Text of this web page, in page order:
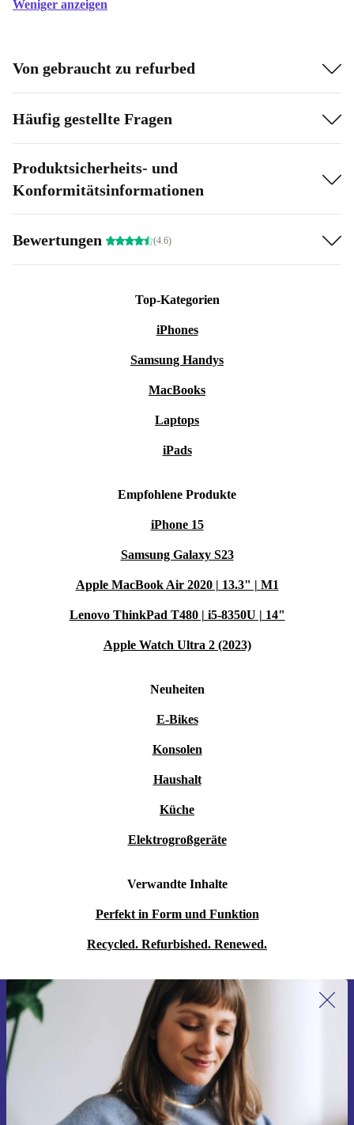
Weniger anzeigen
Von gebraucht zu refurbed
Häufig gestellte Fragen
Produktsicherheits- und
Konformitätsinformationen
Bewertungen (4.6)
Top-Kategorien
iPhones
Samsung Handys
MacBooks
Laptops
iPads
Empfohlene Produkte
iPhone 15
Samsung Galaxy S23
Apple MacBook Air 2020 | 13.3" | M1
Lenovo ThinkPad T480 | i5-8350U | 14"
Apple Watch Ultra 2 (2023)
Neuheiten
E-Bikes
Konsolen
Haushalt
Küche
Elektrogroßgeräte
Verwandte Inhalte
Perfekt in Form und Funktion
Recycled. Refurbished. Renewed.
Erstmals zum Newsletter anmelden,
15 € sparen!
Verpasse kein Angebot mehr.